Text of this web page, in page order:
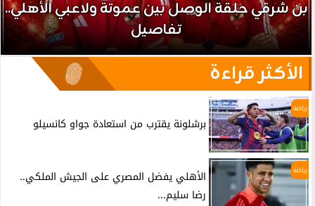
بن شرقي حلقة الوصل بين عموتة ولاعبي الأهلي..
تفاصيل
الأكثر قراءة
رياضة
برشلونة يقترب من استعادة جواو كانسيلو
رياضة
الأهلي يفضل المصري على الجيش الملكي..
رضا سليم...